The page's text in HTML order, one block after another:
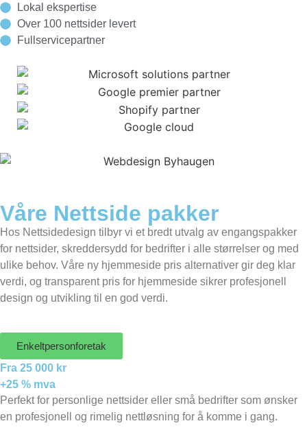
Lokal ekspertise
Over 100 nettsider levert
Fullservicepartner
Våre Nettside pakker
Hos Nettsidedesign tilbyr vi et bredt utvalg av engangspakker
for nettsider, skreddersydd for bedrifter i alle størrelser og med
ulike behov. Våre ny hjemmeside pris alternativer gir deg klar
verdi, og transparent pris for hjemmeside sikrer profesjonell
design og utvikling til en god verdi.
Enkeltpersonforetak
Fra 25 000 kr
+25 % mva
Perfekt for personlige nettsider eller små bedrifter som ønsker
en profesjonell og rimelig nettløsning for å komme i gang.